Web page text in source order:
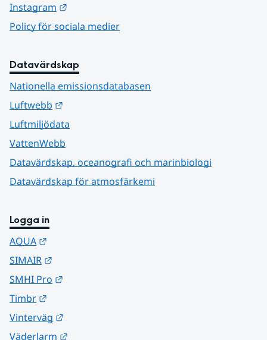
Instagram
Policy för sociala medier
Datavärdskap
Nationella emissionsdatabasen
Luftwebb
Luftmiljödata
VattenWebb
Datavärdskap, oceanografi och marinbiologi
Datavärdskap för atmosfärkemi
Logga in
AQUA
SIMAIR
SMHI Pro
Timbr
Vinterväg
Väderlarm